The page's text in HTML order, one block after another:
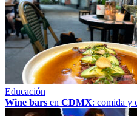
Educación
Wine bars en CDMX: comida y